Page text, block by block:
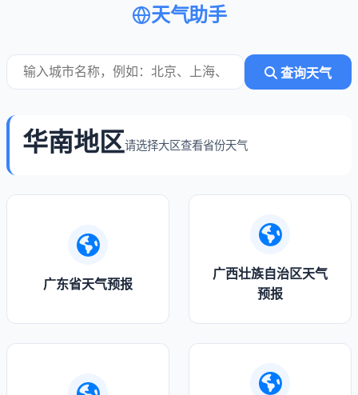
天气助手
查询天气
华南地区请选择大区查看省份天气
广东省天气预报
广西壮族自治区天气
预报